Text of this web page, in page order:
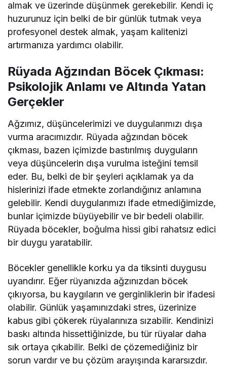
almak ve üzerinde düşünmek gerekebilir. Kendi iç
huzurunuz için belki de bir günlük tutmak veya
profesyonel destek almak, yaşam kalitenizi
artırmanıza yardımcı olabilir.
Rüyada Ağzından Böcek Çıkması:
Psikolojik Anlamı ve Altında Yatan
Gerçekler
Ağzımız, düşüncelerimizi ve duygularımızı dışa
vurma aracımızdır. Rüyada ağzından böcek
çıkması, bazen içimizde bastırılmış duyguların
veya düşüncelerin dışa vurulma isteğini temsil
eder. Bu, belki de bir şeyleri açıklamak ya da
hislerinizi ifade etmekte zorlandığınız anlamına
gelebilir. Kendi duygularımızı ifade etmediğimizde,
bunlar içimizde büyüyebilir ve bir bedeli olabilir.
Rüyada böcekler, boğulma hissi gibi rahatsız edici
bir duygu yaratabilir.
Böcekler genellikle korku ya da tiksinti duygusu
uyandırır. Eğer rüyanızda ağzınızdan böcek
çıkıyorsa, bu kaygıların ve gerginliklerin bir ifadesi
olabilir. Günlük yaşamınızdaki stres, üzerinize
kabus gibi çökerek rüyalarınıza sızabilir. Kendinizi
baskı altında hissettiğinizde, bu tür rüyalar daha
sık ortaya çıkabilir. Belki de çözemediğiniz bir
sorun vardır ve bu çözüm arayışında kararsızdır.